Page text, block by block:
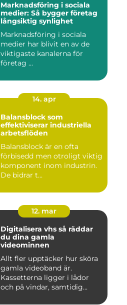
Marknadsföring i sociala
medier: Så bygger företag
långsiktig synlighet
Marknadsföring i sociala
medier har blivit en av de
viktigaste kanalerna för
företag ...
14. apr
Balansblock som
effektiviserar industriella
arbetsflöden
Balansblock är en ofta
förbisedd men otroligt viktig
komponent inom industrin.
De bidrar t...
12. mar
Digitalisera vhs så räddar
du dina gamla
videominnen
Allt fler upptäcker hur sköra
gamla videoband är.
Kassetterna ligger i lådor
och på vindar, samtidig...